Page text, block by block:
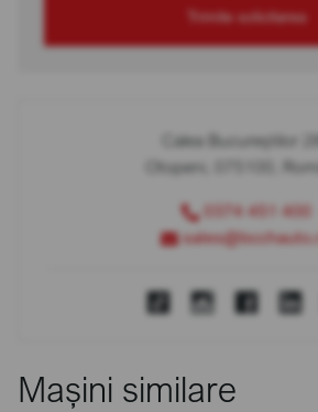
Trimite solicitarea
Calea Bucureștilor
Otopeni, 075100,
0374 451 400
Mașini similare